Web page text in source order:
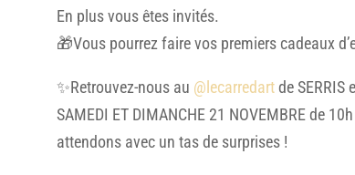
En plus vous êtes invités.
🎁Vous pourrez faire vos premiers cadeaux
✨Retrouvez-nous au @lecarredartde SERRIS
SAMEDI ET DIMANCHE 21 NOVEMBRE de
attendons avec un tas de surprises !